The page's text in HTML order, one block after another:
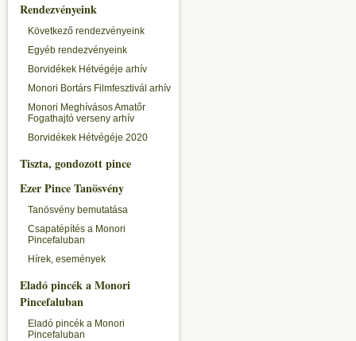
Rendezvényeink
Következő rendezvényeink
Egyéb rendezvényeink
Borvidékek Hétvégéje arhív
Monori Bortárs Filmfesztivál arhív
Monori Meghívásos Amatőr
Fogathajtó verseny arhív
Borvidékek Hétvégéje 2020
Tiszta, gondozott pince
Ezer Pince Tanösvény
Tanösvény bemutatása
Csapatépítés a Monori
Pincefaluban
Hírek, események
Eladó pincék a Monori
Pincefaluban
Eladó pincék a Monori
Pincefaluban